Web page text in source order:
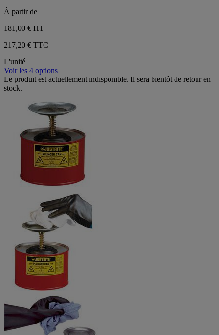
À partir de
181,00 € HT
217,20 € TTC
L'unité
Voir les 4 options
Le produit est actuellement indisponible. Il sera bientôt de retour en
stock.